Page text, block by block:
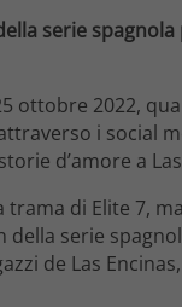
serie
ottobre 2022,
i social
d’amore a
di Elite 7,
serie
de Las